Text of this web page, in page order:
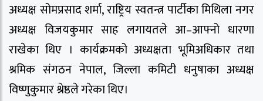
अध्यक्ष सोमप्रसाद शर्मा, राष्ट्रिय स्वतन्त्र पार्टीका मिथिला नगर
अध्यक्ष विजयकुमार साह लगायतले आ–आफ्नो धारणा
राखेका थिए । कार्यक्रमको अध्यक्षता भूमिअधिकार तथा
श्रमिक संगठन नेपाल, जिल्ला कमिटी धनुषाका अध्यक्ष
विष्णुकुमार श्रेष्ठले गरेका थिए।